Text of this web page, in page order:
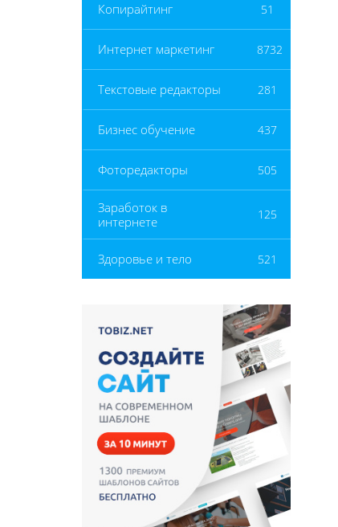
Копирайтинг 51
Интернет маркетинг 8732
Текстовые редакторы 281
Бизнес обучение 437
Фоторедакторы 505
Заработок в
интернете
125
Здоровье и тело 521